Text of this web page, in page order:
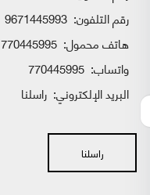
رقم التلفون: 9671445993
هاتف محمول: 770445995
واتساب:
البريد الإلكتروني: راسلنا
راسلنا